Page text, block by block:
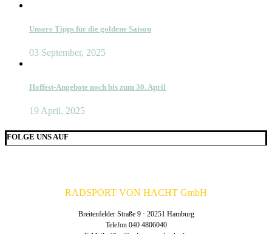
Unsere Tipps für die goldene Saison
03 September, 2025
Hoffest-Angebote noch bis zum 30. April
19 April, 2025
FOLGE UNS AUF
RADSPORT VON HACHT GmbH
Breitenfelder Straße 9 · 20251 Hamburg
Telefon 040 4806040